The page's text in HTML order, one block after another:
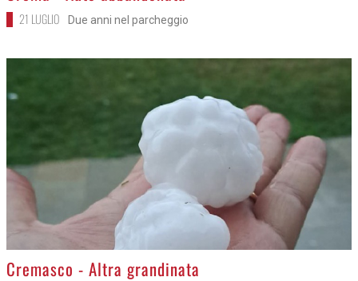
21 LUGLIO Due anni nel parcheggio
>
Cremasco - Altra grandinata